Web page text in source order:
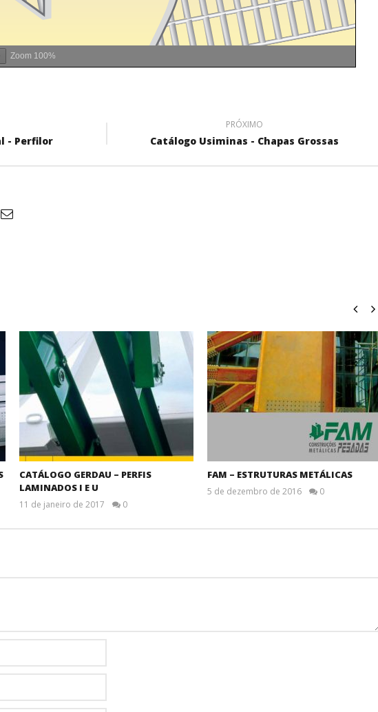
Zoom 100%
- Perfilor
PRÓXIMO
Catálogo Usiminas - Chapas Grossas
CATÁLOGO GERDAU – PERFIS
LAMINADOS I E U
11 de janeiro de 2017 0
FAM – ESTRUTURAS METÁLICAS
5 de dezembro de 2016 0